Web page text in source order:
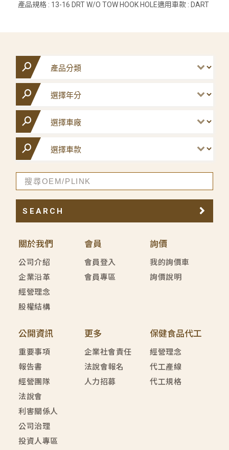
產品規格 : 13-16 DRT W/O TOW HOOK HOLE適用車款 : DART
關於我們
公司介紹
企業沿革
經營理念
股權結構
會員
會員登入
會員專區
詢價
我的詢價車
詢價說明
公開資訊
重要事項
報告書
經營團隊
法說會
利害關係人
公司治理
投資人專區
更多
企業社會責任
法說會報名
人力招募
保健食品代工
經營理念
代工產線
代工規格
SEARCH